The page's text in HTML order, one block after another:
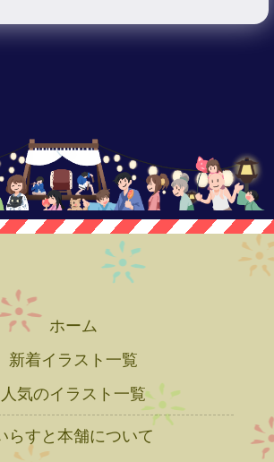
ホーム
新着イラスト一覧
人気のイラスト一覧
らすと本舗について